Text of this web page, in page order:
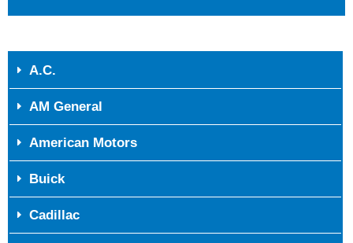
A.C.
AM General
American Motors
Buick
Cadillac